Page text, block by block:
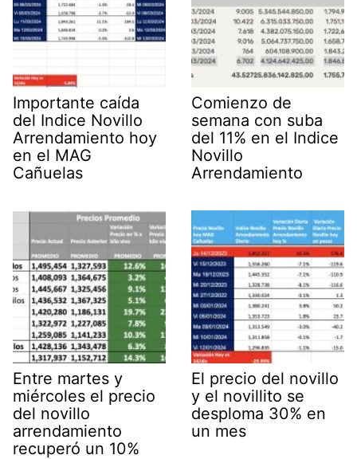
Importante caída
del Indice Novillo
Arrendamiento hoy
en el MAG
Cañuelas
Comienzo de
semana con suba
del 11% en el Indice
Novillo
Arrendamiento
Entre martes y
miércoles el precio
del novillo
arrendamiento
recuperó un 10%
El precio del novillo
y el novillito se
desploma 30% en
un mes